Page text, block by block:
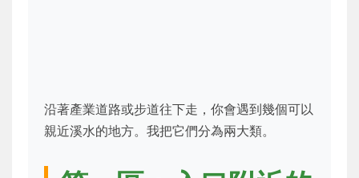
沿著產業道路或步道往下走，你會遇到幾個可以
親近溪水的地方。我把它們分為兩大類。